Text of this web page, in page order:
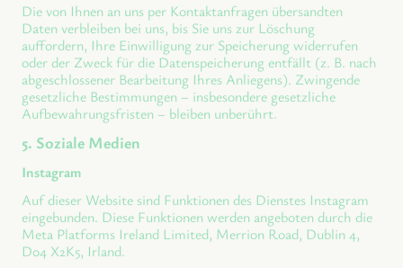
Die von Ihnen an uns per Kontaktanfragen übersandten
Daten verbleiben bei uns, bis Sie uns zur Löschung
auffordern, Ihre Einwilligung zur Speicherung widerrufen
oder der Zweck für die Datenspeicherung entfällt (z. B. nach
abgeschlossener Bearbeitung Ihres Anliegens). Zwingende
gesetzliche Bestimmungen – insbesondere gesetzliche
Aufbewahrungsfristen – bleiben unberührt.
5. Soziale Medien
Instagram
Auf dieser Website sind Funktionen des Dienstes Instagram
eingebunden. Diese Funktionen werden angeboten durch die
Meta Platforms Ireland Limited, Merrion Road, Dublin 4,
D04 X2K5, Irland.